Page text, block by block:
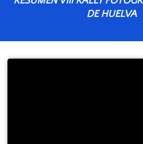
DE HUELVA